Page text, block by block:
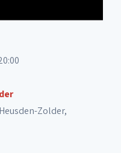
Zolder,